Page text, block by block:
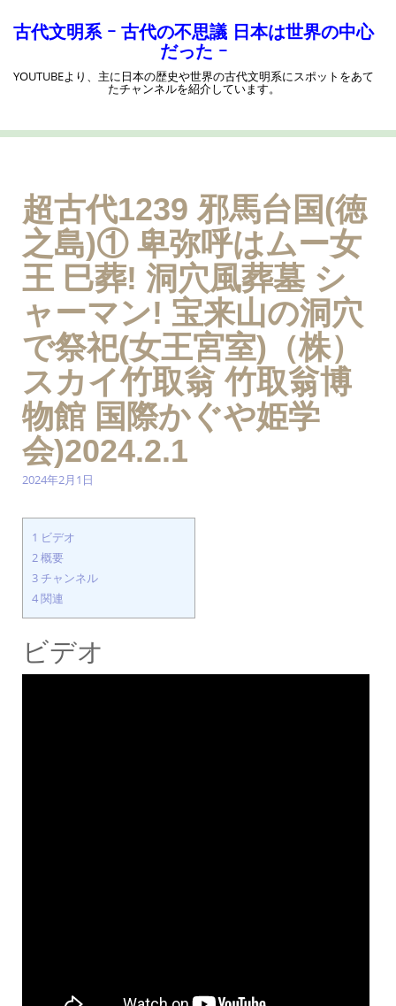
キ
古代文明系 ｰ 古代の不思議 日本は世界の中心
だった ｰ
YOUTUBEより、主に日本の歴史や世界の古代文明系にスポットをあて
たチャンネルを紹介しています。
超古代1239 邪馬台国(徳
之島)① 卑弥呼はムー女
王 巳葬! 洞穴風葬墓 シ
ャーマン! 宝来山の洞穴
で祭祀(女王宮室)（株）
スカイ竹取翁 竹取翁博
物館 国際かぐや姫学
会)2024.2.1
2024年2月1日
1 ビデオ
2概要
3チャンネル
4関連
ビデオ